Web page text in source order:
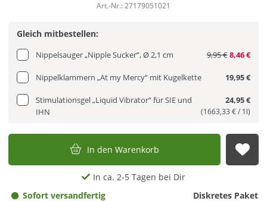
Art.-Nr.: 27179051021
Gleich mitbestellen:
Nippelsauger „Nipple Sucker“, Ø 2,1 cm 9,95 €8,46 €
Nippelklammern „At my Mercy“ mit Kugelkette 19,95 €
Stimulationsgel „Liquid Vibrator“ für SIE und
IHN
24,95 €
(1663,33 € / 1l)
In den Warenkorb
In ca. 2-5 Tagen bei Dir
Sofort versandfertig
Diskretes Paket